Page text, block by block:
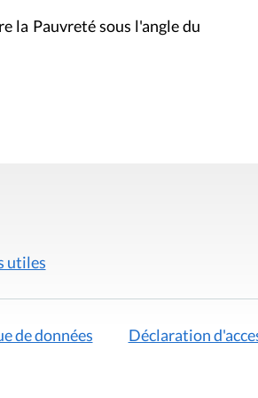
la Pauvreté sous l'angle du
utiles
de données Déclaration